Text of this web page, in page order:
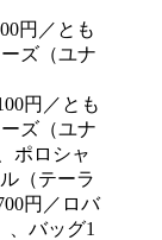
円／とも
ズ（ユナ
ポロシャ
（テーラ
円／ロバ
、バッグ1